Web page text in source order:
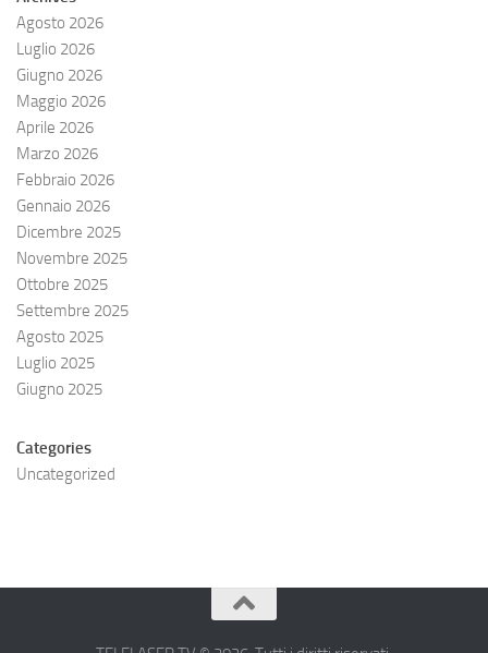
Agosto 2026
Luglio 2026
Giugno 2026
Maggio 2026
Aprile 2026
Marzo 2026
Febbraio 2026
Gennaio 2026
Dicembre 2025
Novembre 2025
Ottobre 2025
Settembre 2025
Agosto 2025
Luglio 2025
Giugno 2025
Categories
Uncategorized